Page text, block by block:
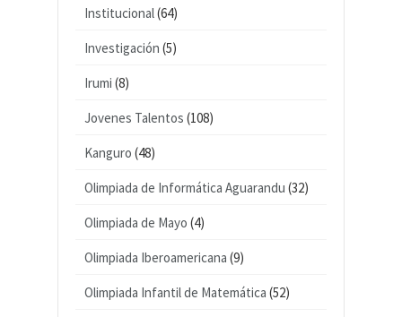
Institucional(64)
Investigación (5)
Irumi (8)
Jovenes Talentos (108)
Kanguro (48)
Olimpiada de Informática Aguarandu (32)
Olimpiada de Mayo (4)
Olimpiada Iberoamericana (9)
Olimpiada Infantil de Matemática (52)